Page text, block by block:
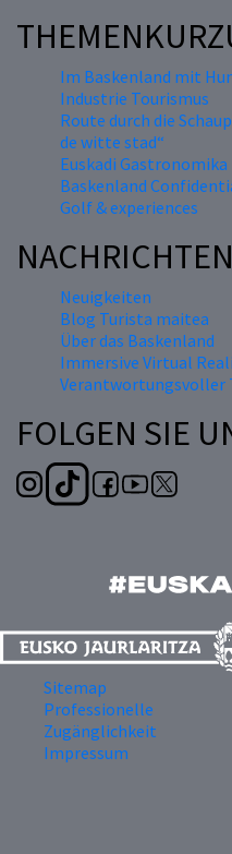
Im Baskenland mit
Industrie Tourismus
Route durch die
de witte stad“
Euskadi Gastronomika
Baskenland
Golf & experiences
NACHRICHTEN
Neuigkeiten
Blog Turista maitea
Über das Baskenland
Immersive Virtual
Verantwortungsvoller
FOLGEN SIE
Sitemap
Professionelle
Zugänglichkeit
Impressum